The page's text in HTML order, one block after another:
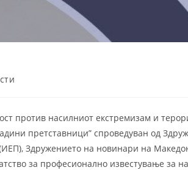
против насилниот екстремизам и
претставници” спроведуван од
Здружението на новинари на
за професионално известување за